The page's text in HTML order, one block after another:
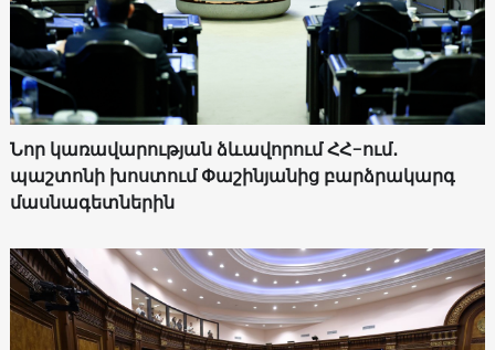
Նոր կառավարության ձևավորում ՀՀ-ում․
պաշտոնի խոստում Փաշինյանից բարձրակարգ
մասնագետներին